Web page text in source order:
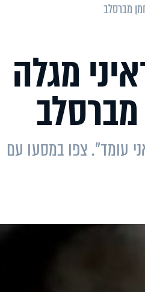
מברסלב
מגלה
עומד". צפו במסעו עם